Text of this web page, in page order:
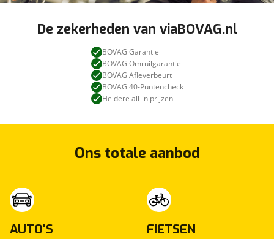
De zekerheden van viaBOVAG.nl
BOVAG Garantie
BOVAG Omruilgarantie
BOVAG Afleverbeurt
BOVAG 40-Puntencheck
Heldere all-in prijzen
Ons totale aanbod
AUTO'S FIETSEN